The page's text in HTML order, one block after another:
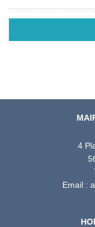
4
Email :